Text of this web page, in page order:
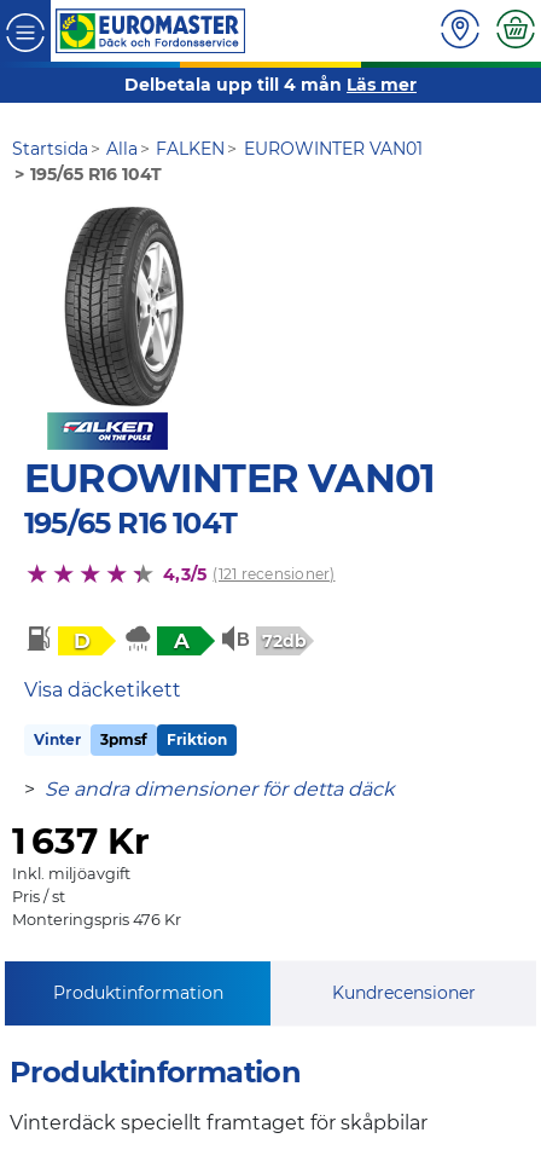
Delbetala upp till 4 mån Läs mer
Startsida Alla FALKEN
EUROWINTER VAN01
195/65 R16 104T
EUROWINTER VAN01
195/65 R16 104T
4,3/5 (121 recensioner)
D A 72db
Visa däcketikett
Vinter 3pmsf Friktion
> Se andra dimensioner för detta däck
1637 Kr
Inkl. miljöavgift
Pris / st
Monteringspris 476 Kr
Produktinformation Kundrecensioner
Produktinformation
Vinterdäck speciellt framtaget för skåpbilar